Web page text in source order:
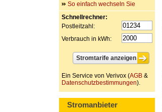
So einfach wechseln Sie
Schnellrechner:
Postleitzahl:
Verbrauch in kWh:
Ein Service von Verivox (AGB &
Datenschutzbestimmungen).
Stromanbieter